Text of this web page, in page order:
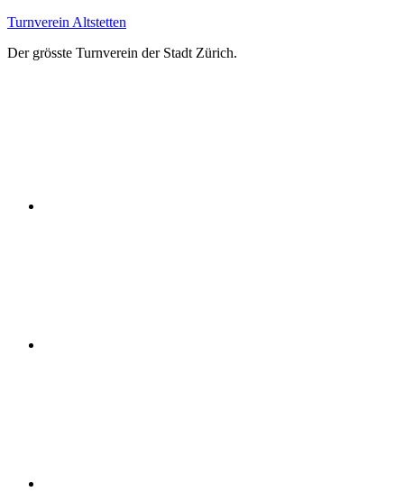
Zum
springen
Turnverein Altstetten
Der grösste Turnverein der Stadt Zürich.